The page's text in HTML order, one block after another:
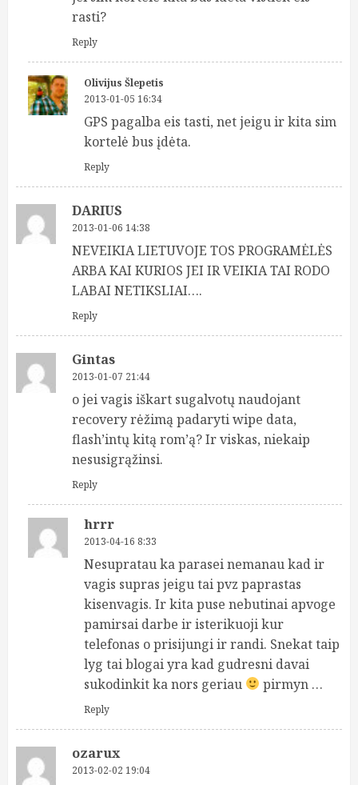
rasti?
Reply
Olivijus Šlepetis
2013-01-05 16:34
GPS pagalba eis tasti, net jeigu ir kita sim
kortelė bus įdėta.
Reply
DARIUS
2013-01-06 14:38
NEVEIKIA LIETUVOJE TOS PROGRAMĖLĖS
ARBA KAI KURIOS JEI IR VEIKIA TAI RODO
LABAI NETIKSLIAI….
Reply
Gintas
2013-01-07 21:44
o jei vagis iškart sugalvotų naudojant
recovery rėžimą padaryti wipe data,
flash’intų kitą rom’ą? Ir viskas, niekaip
nesusigrąžinsi.
Reply
hrrr
2013-04-16 8:33
Nesupratau ka parasei nemanau kad ir
vagis supras jeigu tai pvz paprastas
kisenvagis. Ir kita puse nebutinai apvoge
pamirsai darbe ir isterikuoji kur
telefonas o prisijungi ir randi. Snekat taip
lyg tai blogai yra kad gudresni davai
sukodinkit ka nors geriau
pirmyn …
Reply
ozarux
2013-02-02 19:04